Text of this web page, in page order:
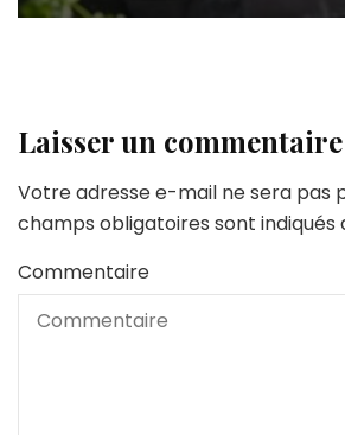
Laisser un commentaire
Votre adresse e-mail ne sera pas
champs obligatoires sont indiqués
Commentaire